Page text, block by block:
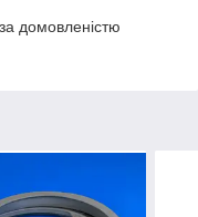
домовленістю